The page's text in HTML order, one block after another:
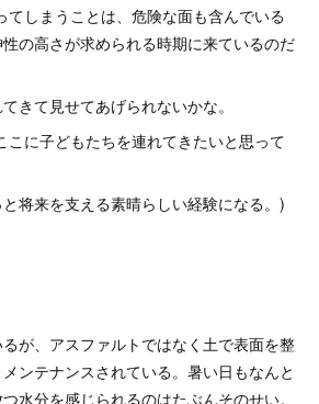
てしまうことは、危険な面も含んでいる
の高さが求められる時期に来ているのだ
きて見せてあげられないかな。
こに子どもたちを連れてきたいと思って
将来を支える素晴らしい経験になる。)
が、アスファルトではなく土で表面を整
ンテナンスされている。暑い日もなんと
水分を感じられるのはたぶんそのせい。